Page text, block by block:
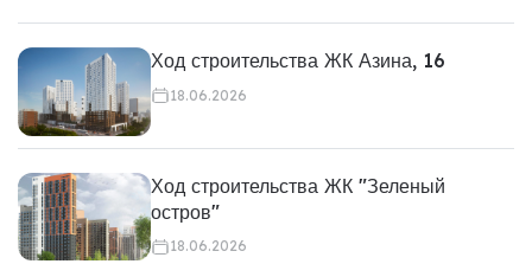
Ход строительства ЖК Азина, 16
18.06.2026
Ход строительства ЖК "Зеленый
остров"
18.06.2026